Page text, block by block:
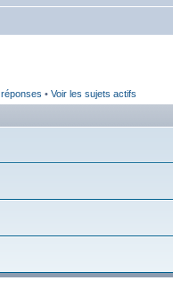
• Voir les sujets actifs